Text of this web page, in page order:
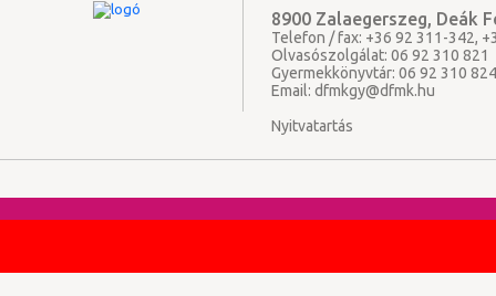
8900 Zalaegerszeg, Deák
Telefon / fax: +36 92 311-342,
Olvasószolgálat: 06 92 310 821
Gyermekkönyvtár: 06 92 310
Email:dfmkgy@dfmk.hu
Nyitvatartás